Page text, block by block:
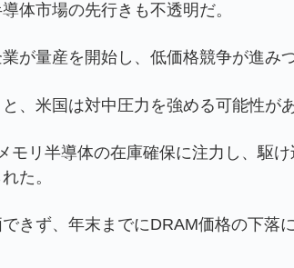
体市場の先行きも不透明だ。
が量産を開始し、低価格競争が進みつ
、米国は対中圧力を強める可能性があ
リ半導体の在庫確保に注力し、駆け
た。
きず、年末までにDRAM価格の下落